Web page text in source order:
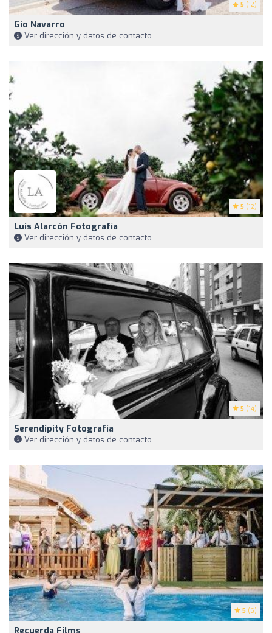
5 (12)
Gio Navarro
Ver dirección y datos de contacto
5 (12)
Luis Alarcón Fotografía
Ver dirección y datos de contacto
5 (14)
Serendipity Fotografía
Ver dirección y datos de contacto
5 (6)
Recuerda Films